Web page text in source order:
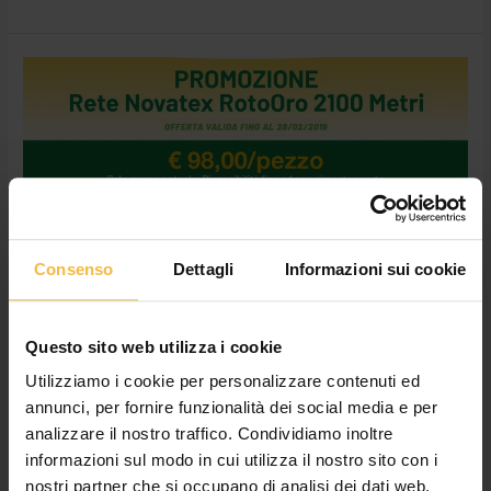
Consenso Dettagli Informazioni sui cookie
Questo sito web utilizza i cookie
Utilizziamo i cookie per personalizzare contenuti ed
annunci, per fornire funzionalità dei social media e per
analizzare il nostro traffico. Condividiamo inoltre
informazioni sul modo in cui utilizza il nostro sito con i
nostri partner che si occupano di analisi dei dati web,
Promozione Rete Novatex RotoOro
2100 metri
Novatex
RotoOro